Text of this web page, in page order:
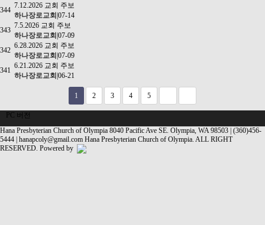
344
7.12.2026 교회 주보
하나장로교회 07-14
343
7.5.2026 교회 주보
하나장로교회 07-09
342
6.28.2026 교회 주보
하나장로교회 07-09
341
6.21.2026 교회 주보
하나장로교회 06-21
1 2 3 4 5
PC 버전
Hana Presbyterian Church of Olympia 8040 Pacific Ave SE. Olympia, WA 98503 | (360)456-
5444 | hanapcoly@gmail.com Hana Presbyterian Church of Olympia. ALL RIGHT
RESERVED. Powered by